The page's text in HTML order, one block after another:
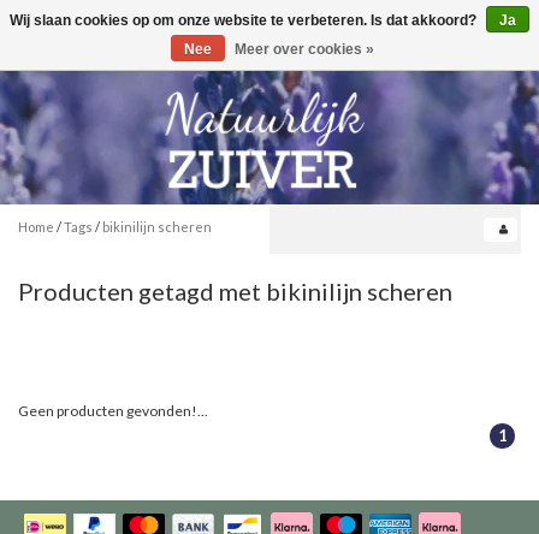
Toggle
0
Home /Tags / bikinilijn scheren
Producten getagd met bikinilijn scheren
Geen producten gevonden!...
1
Wij slaan cookies op om onze website te verbeteren. Is dat akkoord?
Ja
Nee
Meer over cookies »